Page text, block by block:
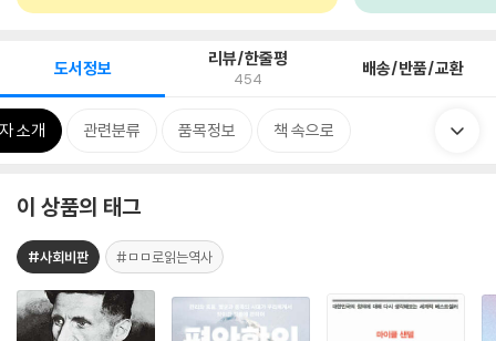
도서정보 리뷰/한줄평
454 배송/반품/교환
소개 관련분류 품목정보 책 속으로
이 상품의 태그
#사회비판 #ㅁㅁ로읽는역사